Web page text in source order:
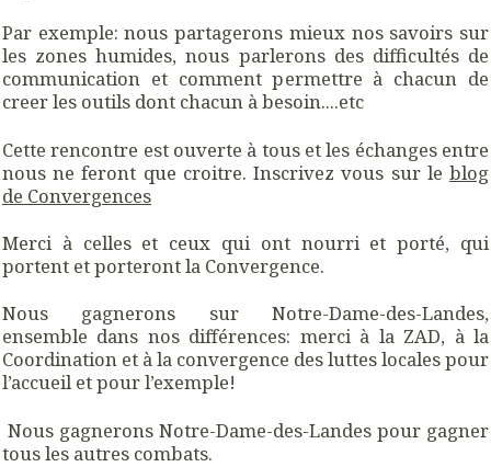
Par exemple: nous partagerons mieux nos savoirs sur
les zones humides, nous parlerons des difficultés de
communication et comment permettre à chacun de
creer les outils dont chacun à besoin....etc
Cette rencontre est ouverte à tous et les échanges entre
nous ne feront que croitre. Inscrivez vous sur le blog
de Convergences
Merci à celles et ceux qui ont nourri et porté, qui
portent et porteront la Convergence.
Nous gagnerons sur Notre-Dame-des-Landes,
ensemble dans nos différences: merci à la ZAD, à la
Coordination et à la convergence des luttes locales pour
l’accueil et pour l’exemple!
Nous gagnerons Notre-Dame-des-Landes pour gagner
tous les autres combats.